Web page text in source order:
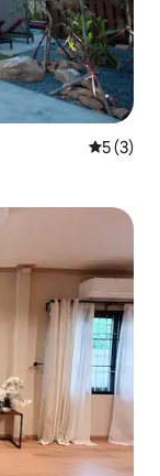
從 3 則評
5 (3)